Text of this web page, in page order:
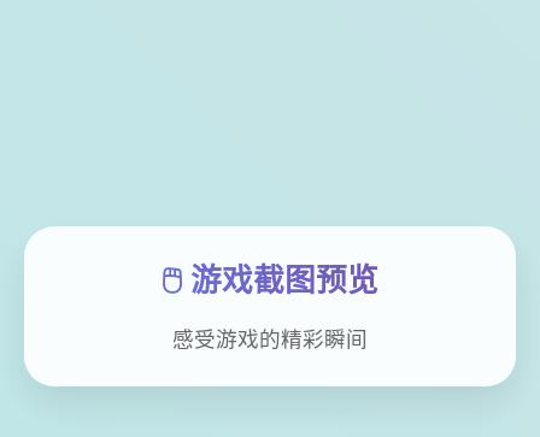
🖱️ 游戏截图预览
感受游戏的精彩瞬间